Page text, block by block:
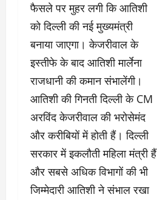
फैसले पर मुहर लगी कि आतिशी
को दिल्ली की नई मुख्यमंत्री
बनाया जाएगा। केजरीवाल के
इस्तीफे के बाद आतिशी मार्लेना
राजधानी की कमान संभालेंगी।
आतिशी की गिनती दिल्ली के CM
अरविंद केजरीवाल की भरोसेमंद
और करीबियों में होती हैं। दिल्ली
सरकार में इकलौती महिला मंत्री हैं
और सबसे अधिक विभागों की भी
जिम्मेदारी आतिशी ने संभाल रखा